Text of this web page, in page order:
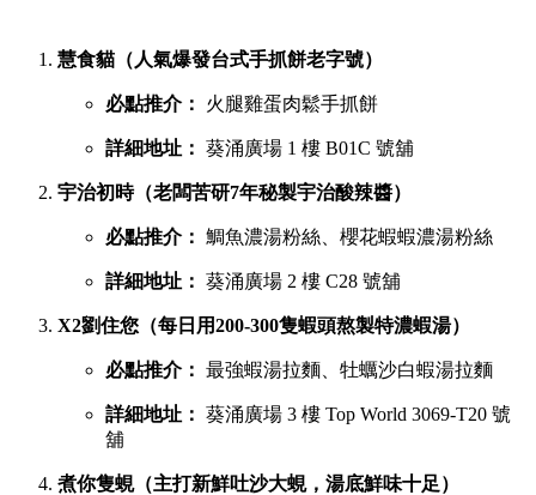
慧食貓（人氣爆發台式手抓餅老字號）
必點推介： 火腿雞蛋肉鬆手抓餅
詳細地址： 葵涌廣場 1 樓 B01C 號舖
宇治初時（老闆苦研7年秘製宇治酸辣醬）
必點推介： 鯛魚濃湯粉絲、櫻花蝦蝦濃湯粉絲
詳細地址： 葵涌廣場 2 樓 C28 號舖
X2劉住您（每日用200-300隻蝦頭熬製特濃蝦湯）
必點推介： 最強蝦湯拉麵、牡蠣沙白蝦湯拉麵
詳細地址： 葵涌廣場 3 樓 Top World 3069-T20 號
舖
煮你隻蜆（主打新鮮吐沙大蜆，湯底鮮味十足）